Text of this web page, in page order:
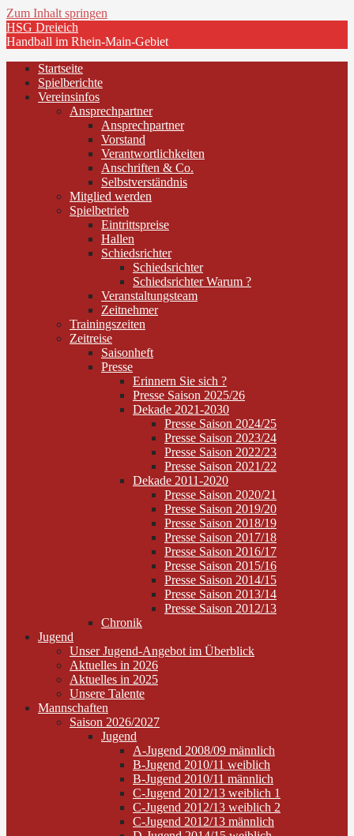
Zum Inhalt springen
HSG Dreieich
Handball im Rhein-Main-Gebiet
Startseite
Spielberichte
Vereinsinfos
Ansprechpartner
Ansprechpartner
Vorstand
Verantwortlichkeiten
Anschriften & Co.
Selbstverständnis
Mitglied werden
Spielbetrieb
Eintrittspreise
Hallen
Schiedsrichter
Schiedsrichter
Schiedsrichter Warum ?
Veranstaltungsteam
Zeitnehmer
Trainingszeiten
Zeitreise
Saisonheft
Presse
Erinnern Sie sich ?
Presse Saison 2025/26
Dekade 2021-2030
Presse Saison 2024/25
Presse Saison 2023/24
Presse Saison 2022/23
Presse Saison 2021/22
Dekade 2011-2020
Presse Saison 2020/21
Presse Saison 2019/20
Presse Saison 2018/19
Presse Saison 2017/18
Presse Saison 2016/17
Presse Saison 2015/16
Presse Saison 2014/15
Presse Saison 2013/14
Presse Saison 2012/13
Chronik
Jugend
Unser Jugend-Angebot im Überblick
Aktuelles in 2026
Aktuelles in 2025
Unsere Talente
Mannschaften
Saison 2026/2027
Jugend
A-Jugend 2008/09 männlich
B-Jugend 2010/11 weiblich
B-Jugend 2010/11 männlich
C-Jugend 2012/13 weiblich 1
C-Jugend 2012/13 weiblich 2
C-Jugend 2012/13 männlich